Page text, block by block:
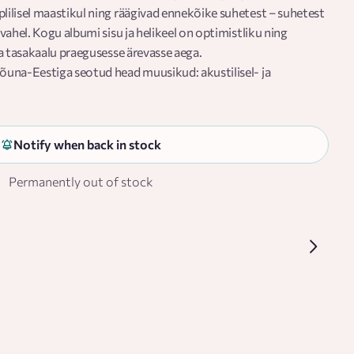
maastikul ning räägivad ennekõike suhetest – suhetest
Kogu albumi sisu ja helikeel on optimistliku ning
praegusesse ärevasse aega.
Eestiga seotud head muusikud: akustilisel- ja
Tartus Ö Stuudios Martin Kikase poolt.
Notify when back in stock
Permanently out of stock